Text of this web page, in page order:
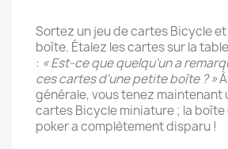
Sortez un jeu de cartes Bicycle
boîte. Étalez les cartes sur la
: « Est-ce que quelqu'un a
ces cartes d'une petite boîte ? »
générale, vous tenez maintenant
cartes Bicycle miniature ; la boîte
poker a complètement disparu !